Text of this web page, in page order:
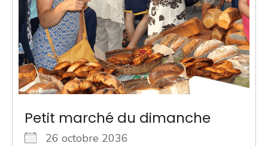
Petit marché du dimanche
26 octobre 2036